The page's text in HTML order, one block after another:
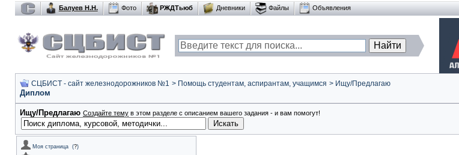
Балуев Н.Н. Фото РЖДТьюб Дневники Файлы Объявления
СЦБИСТ - сайт железнодорожников №1 > Помощь студентам, аспирантам, учащимся > Ищу/Предлагаю
Диплом
Ищу/Предлагаю Создайте тему в этом разделе с описанием вашего задания - и вам помогут!
Моя страница (?)